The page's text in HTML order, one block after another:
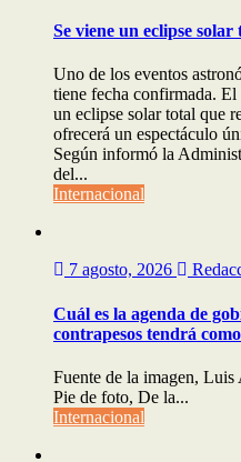
Se viene un eclipse
Uno de los eventos
tiene fecha confirmada.
un eclipse solar total que
ofrecerá un espectáculo
Según informó la
del...
Internacional
7 agosto, 2026
Cuál es la agenda de
contrapesos tendrá
Fuente de la imagen,
Pie de foto, De la...
Internacional